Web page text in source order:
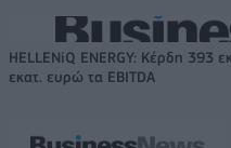
HELLENiQ ENERGY: Κέρδη 393
εκατ. ευρώ τα EBITDA